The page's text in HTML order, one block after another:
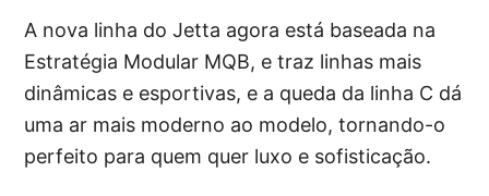
A nova linha do Jetta agora está baseada na
Estratégia Modular MQB, e traz linhas mais
dinâmicas e esportivas, e a queda da linha C dá
uma ar mais moderno ao modelo, tornando-o
perfeito para quem quer luxo e sofisticação.